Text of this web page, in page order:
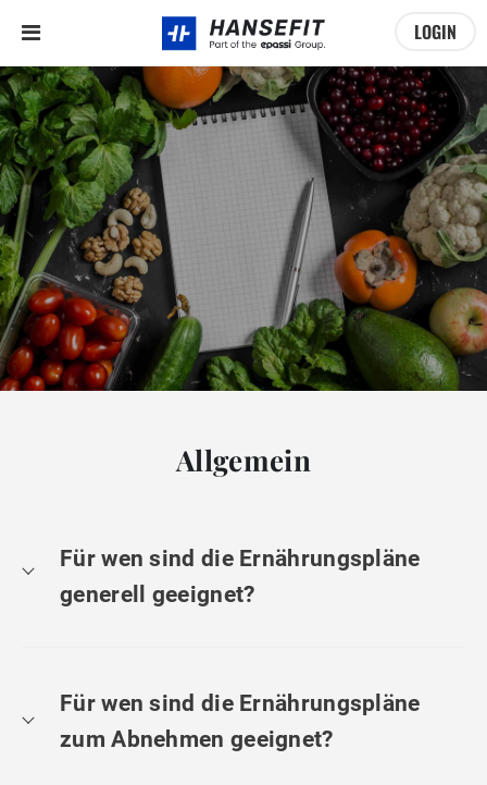
Allgemein
Für wen sind die Ernährungspläne
generell geeignet?
Für wen sind die Ernährungspläne
zum Abnehmen geeignet?
LOGIN